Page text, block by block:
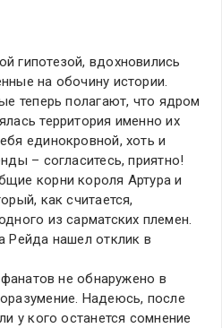
гипотезой, вдохновились
на обочину истории.
теперь полагают, что ядром
территория именно их
единокровной, хоть и
– согласитесь, приятно!
корни короля Артура и
как считается,
из сарматских племен.
Рейда нашел отклик в
не обнаружено в
Надеюсь, после
у кого останется сомнение